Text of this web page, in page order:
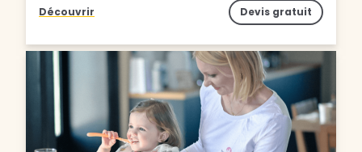
Découvrir Devis gratuit